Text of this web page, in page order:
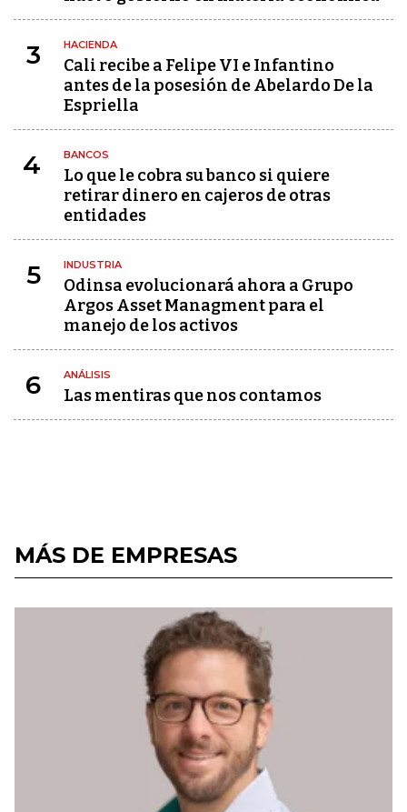
3 HACIENDA
Cali recibe a Felipe VI e Infantino
antes de la posesión de Abelardo De la
Espriella
4 BANCOS
Lo que le cobra su banco si quiere
retirar dinero en cajeros de otras
entidades
5 INDUSTRIA
Odinsa evolucionará ahora a Grupo
Argos Asset Managment para el
manejo de los activos
6 ANÁLISIS
Las mentiras que nos contamos
MÁS DE EMPRESAS